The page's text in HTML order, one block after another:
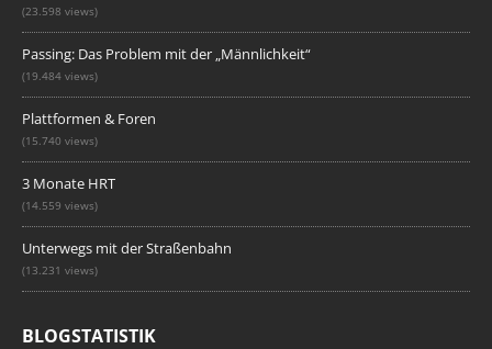
(23.598 views)
Passing: Das Problem mit der „Männlichkeit“
(19.484 views)
Plattformen & Foren
(15.740 views)
3 Monate HRT
(14.559 views)
Unterwegs mit der Straßenbahn
(13.231 views)
BLOGSTATISTIK